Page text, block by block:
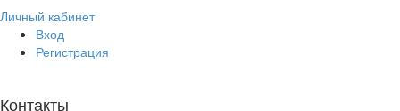
Личный кабинет
Вход
Регистрация
Контакты